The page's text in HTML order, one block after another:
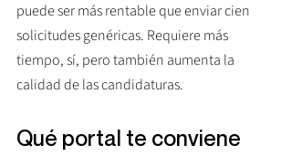
puede ser más rentable que enviar cien
solicitudes genéricas. Requiere más
tiempo, sí, pero también aumenta la
calidad de las candidaturas.
Qué portal te conviene